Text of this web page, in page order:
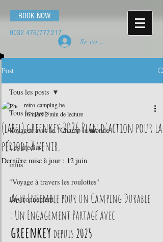
BOOK NOW
0032 476/777.217
Se connecter
Post
Tous les posts
Voyagez avec le "Champ le monde"
Les medias
infos
"Voyage à travers les roulottes"
Environnement
Tous les posts
(label) greenkey 2026 Plan d'action pour la
période à venir.
retro-camping.be
16 mars2 min de lecture
Dernière mise à jour : 12 juin
Agir Ensemble pour un Camping Durable
: Un Engagement Partagé avec
greenkey depuis 2025